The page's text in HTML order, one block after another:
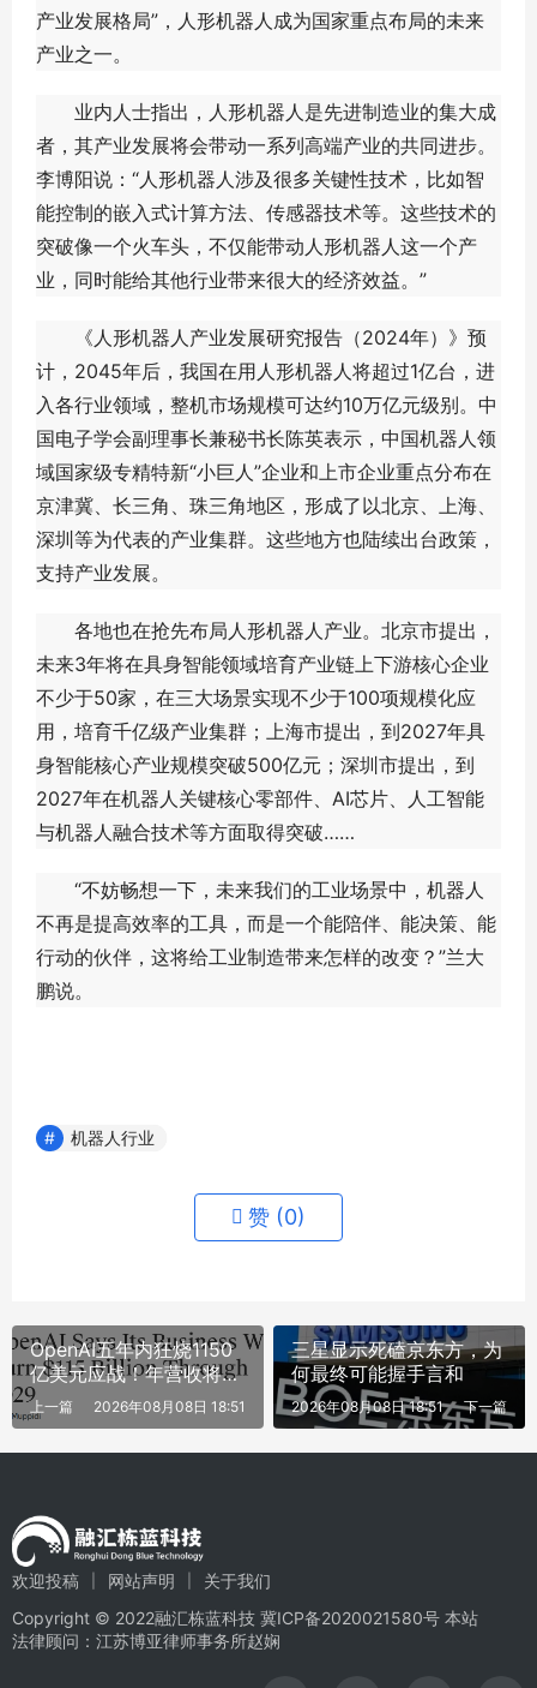
产业发展格局”，人形机器人成为国家重点布局的未来
产业之一。
业内人士指出，人形机器人是先进制造业的集大成
者，其产业发展将会带动一系列高端产业的共同进步。
李博阳说：“人形机器人涉及很多关键性技术，比如智
能控制的嵌入式计算方法、传感器技术等。这些技术的
突破像一个火车头，不仅能带动人形机器人这一个产
业，同时能给其他行业带来很大的经济效益。”
《人形机器人产业发展研究报告（2024年）》预
计，2045年后，我国在用人形机器人将超过1亿台，进
入各行业领域，整机市场规模可达约10万亿元级别。中
国电子学会副理事长兼秘书长陈英表示，中国机器人领
域国家级专精特新“小巨人”企业和上市企业重点分布在
京津冀、长三角、珠三角地区，形成了以北京、上海、
深圳等为代表的产业集群。这些地方也陆续出台政策，
支持产业发展。
各地也在抢先布局人形机器人产业。北京市提出，
未来3年将在具身智能领域培育产业链上下游核心企业
不少于50家，在三大场景实现不少于100项规模化应
用，培育千亿级产业集群；上海市提出，到2027年具
身智能核心产业规模突破500亿元；深圳市提出，到
2027年在机器人关键核心零部件、AI芯片、人工智能
与机器人融合技术等方面取得突破……
“不妨畅想一下，未来我们的工业场景中，机器人
不再是提高效率的工具，而是一个能陪伴、能决策、能
行动的伙伴，这将给工业制造带来怎样的改变？”兰大
鹏说。
机器人行业
赞 (0)
OpenAI五年内狂烧1150
亿美元应战！年营收将达
2000亿美元
上一篇 2026年08月08日 18:51
三星显示死磕京东方，为
何最终可能握手言和
下一篇
2026年08月08日 18:51
欢迎投稿 网站声明
关于我们
Copyright © 2022融汇栋蓝科技 冀ICP备2020021580号 本站
法律顾问：江苏博亚律师事务所赵娴